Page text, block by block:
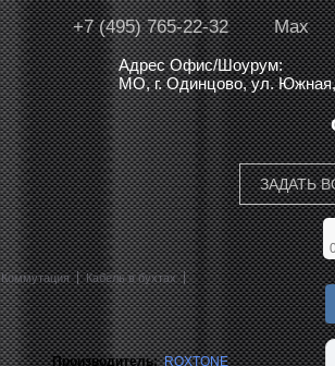
Max
+7 (495) 765-22-32
Адрес Офис/Шоурум:
МО, г. Одинцово, ул.
ЗАДАТЬ
Коммутация
Кабель в бухтах
Производитель: ROXTONE